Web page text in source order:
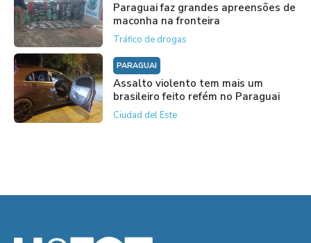
Paraguai faz grandes apreensões de
maconha na fronteira
Tráfico de drogas
PARAGUAI
Assalto violento tem mais um
brasileiro feito refém no Paraguai
Ciudad del Este